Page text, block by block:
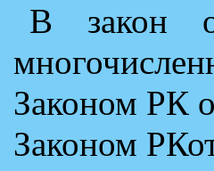
В закон
Законом РК
Законом